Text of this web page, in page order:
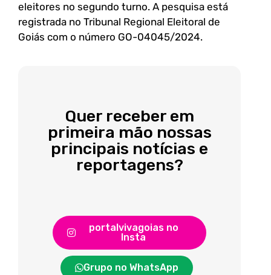
eleitores no segundo turno. A pesquisa está
registrada no Tribunal Regional Eleitoral de
Goiás com o número GO-04045/2024.
Quer receber em
primeira mão nossas
principais notícias e
reportagens?
portalvivagoias no
Insta
Grupo no WhatsApp